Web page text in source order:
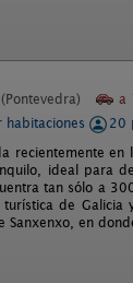
(Pontevedra) a
20
recientemente
ideal para
tan sólo a
de
Sanxenxo, en